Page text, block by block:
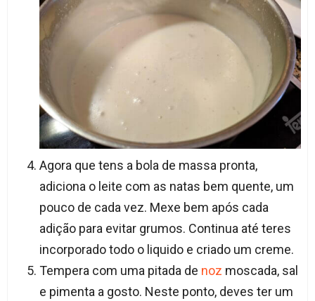
Agora que tens a bola de massa pronta,
adiciona o leite com as natas bem quente, um
pouco de cada vez. Mexe bem após cada
adição para evitar grumos. Continua até teres
incorporado todo o liquido e criado um creme.
Tempera com uma pitada de noz moscada, sal
e pimenta a gosto. Neste ponto, deves ter um